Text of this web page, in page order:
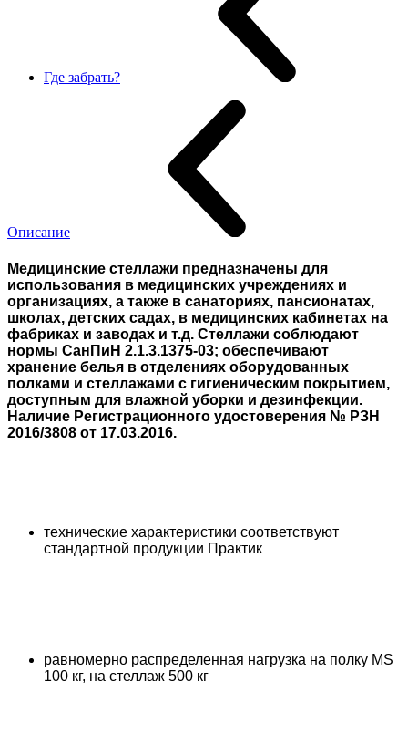
Где забрать?
Описание
Медицинские стеллажи предназначены для
использования в медицинских учреждениях и
организациях, а также в санаториях, пансионатах,
школах, детских садах, в медицинских кабинетах на
фабриках и заводах и т.д. Стеллажи соблюдают
нормы СанПиН 2.1.3.1375-03; обеспечивают
хранение белья в отделениях оборудованных
полками и стеллажами с гигиеническим покрытием,
доступным для влажной уборки и дезинфекции.
Наличие Регистрационного удостоверения № РЗН
2016/3808 от 17.03.2016.
технические характеристики соответствуют
стандартной продукции Практик
равномерно распределенная нагрузка на полку MS
100 кг, на стеллаж 500 кг